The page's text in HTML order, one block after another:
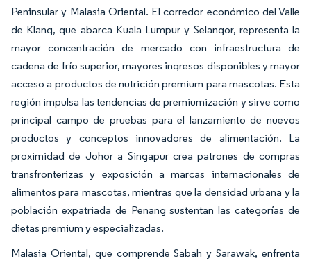
Peninsular y Malasia Oriental. El corredor económico del Valle
de Klang, que abarca Kuala Lumpur y Selangor, representa la
mayor concentración de mercado con infraestructura de
cadena de frío superior, mayores ingresos disponibles y mayor
acceso a productos de nutrición premium para mascotas. Esta
región impulsa las tendencias de premiumización y sirve como
principal campo de pruebas para el lanzamiento de nuevos
productos y conceptos innovadores de alimentación. La
proximidad de Johor a Singapur crea patrones de compras
transfronterizas y exposición a marcas internacionales de
alimentos para mascotas, mientras que la densidad urbana y la
población expatriada de Penang sustentan las categorías de
dietas premium y especializadas.
Malasia Oriental, que comprende Sabah y Sarawak, enfrenta